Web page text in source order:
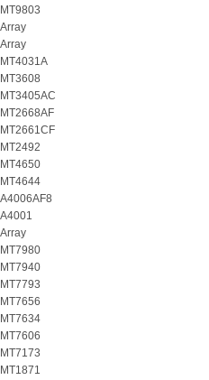
MT9803
Array
Array
MT4031A
MT3608
MT3405AC
MT2668AF
MT2661CF
MT2492
MT4650
MT4644
A4006AF8
A4001
Array
MT7980
MT7940
MT7793
MT7656
MT7634
MT7606
MT7173
MT1871